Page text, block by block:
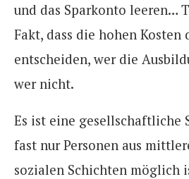
und das Sparkonto leeren…
Fakt, dass die hohen Kosten
entscheiden, wer die
wer nicht.
Es ist eine gesellschaftliche
fast nur Personen aus
sozialen Schichten möglich